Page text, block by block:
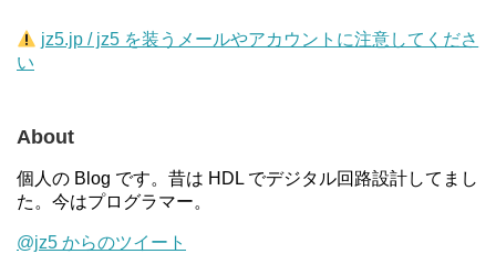
jz5.jp / jz5 を装うメールやアカウントに注意してくださ
い
About
個人の Blog です。昔は HDL でデジタル回路設計してまし
た。今はプログラマー。
@jz5 からのツイート